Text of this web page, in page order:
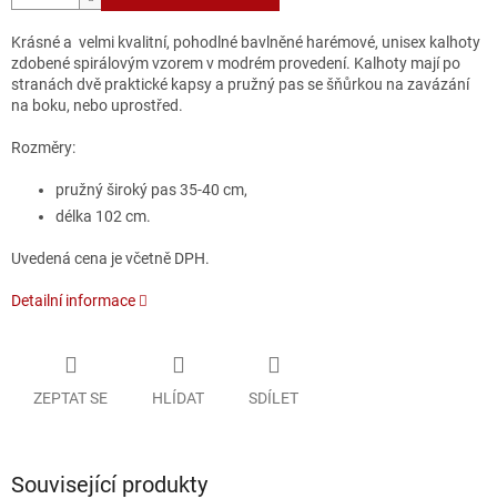
Krásné a velmi kvalitní, pohodlné bavlněné harémové, unisex kalhoty
zdobené spirálovým vzorem v modrém provedení. Kalhoty mají po
stranách dvě praktické kapsy a pružný pas se šňůrkou na zavázání
na boku, nebo uprostřed.
Rozměry:
pružný široký pas 35-40 cm,
délka 102 cm.
Uvedená cena je včetně DPH.
Detailní informace
ZEPTAT SE HLÍDAT SDÍLET
Související produkty